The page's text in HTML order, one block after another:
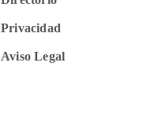
Privacidad
Aviso Legal